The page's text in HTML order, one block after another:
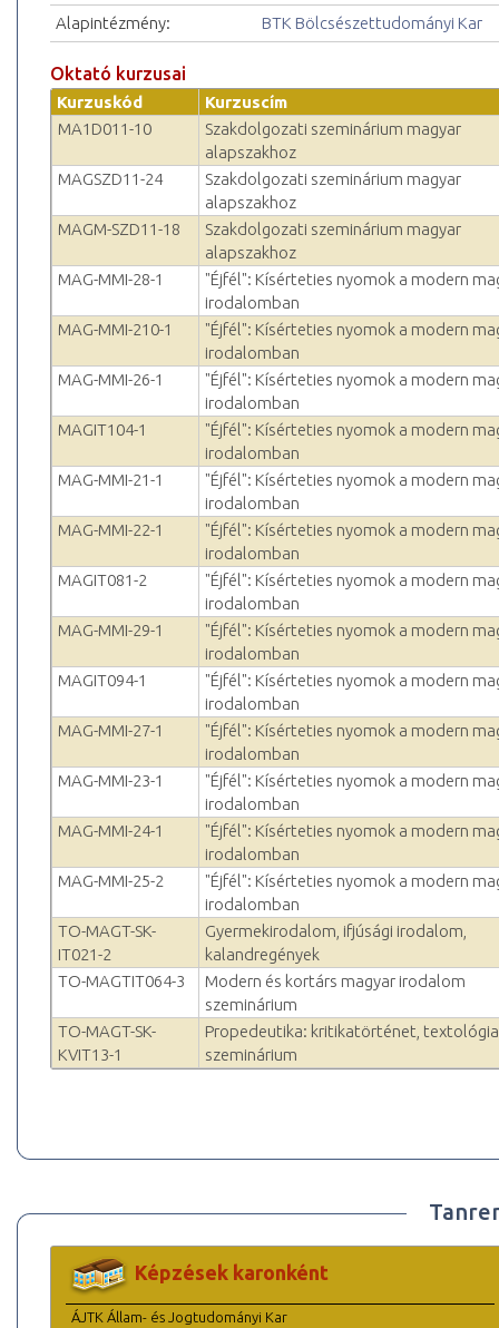
Alapintézmény:
BTK Bölcsészettudományi Kar
Oktató kurzusai
Kurzuskód
Kurzuscím
MA1D011-10
Szakdolgozati szeminárium magyar
alapszakhoz
MAGSZD11-24
Szakdolgozati szeminárium magyar
alapszakhoz
MAGM-SZD11-18
Szakdolgozati szeminárium magyar
alapszakhoz
MAG-MMI-28-1
"Éjfél": Kísérteties nyomok a modern
irodalomban
MAG-MMI-210-1
"Éjfél": Kísérteties nyomok a modern
irodalomban
MAG-MMI-26-1
"Éjfél": Kísérteties nyomok a modern
irodalomban
MAGIT104-1
"Éjfél": Kísérteties nyomok a modern
irodalomban
MAG-MMI-21-1
"Éjfél": Kísérteties nyomok a modern
irodalomban
MAG-MMI-22-1
"Éjfél": Kísérteties nyomok a modern
irodalomban
MAGIT081-2
"Éjfél": Kísérteties nyomok a modern
irodalomban
MAG-MMI-29-1
"Éjfél": Kísérteties nyomok a modern
irodalomban
MAGIT094-1
"Éjfél": Kísérteties nyomok a modern
irodalomban
MAG-MMI-27-1
"Éjfél": Kísérteties nyomok a modern
irodalomban
MAG-MMI-23-1
"Éjfél": Kísérteties nyomok a modern
irodalomban
MAG-MMI-24-1
"Éjfél": Kísérteties nyomok a modern
irodalomban
MAG-MMI-25-2
"Éjfél": Kísérteties nyomok a modern
irodalomban
TO-MAGT-SK-
IT021-2
Gyermekirodalom, ifjúsági irodalom,
kalandregények
TO-MAGTIT064-3
Modern és kortárs magyar irodalom
szeminárium
TO-MAGT-SK-
KVIT13-1
Propedeutika: kritikatörténet, textológia
szeminárium
Képzések karonként
ÁJTK Állam- és Jogtudományi Kar